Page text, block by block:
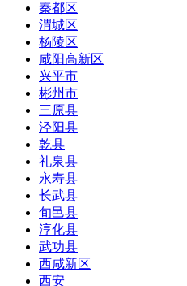
秦都区
渭城区
杨陵区
咸阳高新区
兴平市
彬州市
三原县
泾阳县
乾县
礼泉县
永寿县
长武县
旬邑县
淳化县
武功县
西咸新区
西安